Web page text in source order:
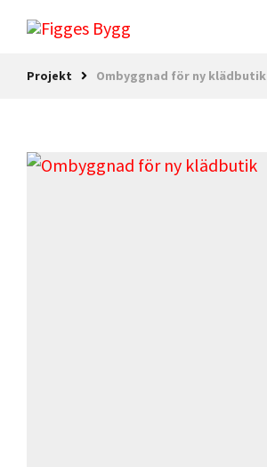
Projekt Ombyggnad för ny klädbutik